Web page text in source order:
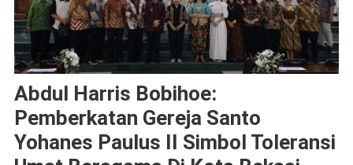
Abdul Harris Bobihoe:
Pemberkatan Gereja Santo
Yohanes Paulus II Simbol Toleransi